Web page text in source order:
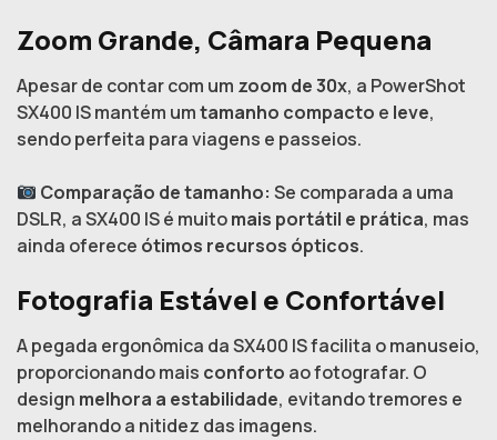
Zoom Grande, Câmara Pequena
Apesar de contar com um zoom de 30x, a PowerShot
SX400 IS mantém umtamanho compacto e leve,
sendo perfeita para viagens e passeios.
Comparação de tamanho: Se comparada a uma
DSLR, a SX400 IS é muitomais portátil e prática, mas
ainda oferece ótimos recursos ópticos.
Fotografia Estável e Confortável
A pegada ergonômica da SX400 IS facilita o manuseio,
proporcionando mais conforto ao fotografar. O
design melhora a estabilidade, evitando tremores e
melhorando a nitidez das imagens.